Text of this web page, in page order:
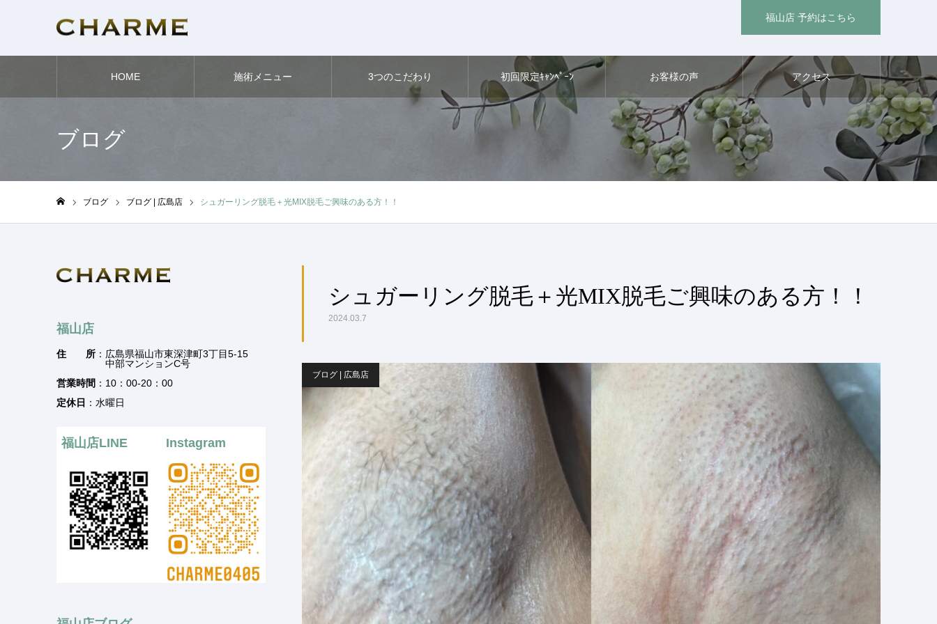
福山店 予約はこちら
HOME 施術メニュー 3つのこだわり 初回限定ｷｬﾝﾍﾟｰﾝ お客様の声 アクセス
ブログ
ブログ ブログ | 広島店 シュガーリング脱毛＋光MIX脱毛ご興味のある方！！
シュガーリング脱毛＋光MIX脱毛ご興味のある方！！
2024.03.7
ブログ | 広島店
福山店
住 所 ：広島県福山市東深津町3丁目5-15
中部マンションC号
営業時間 ：10：00-20：00
定休日 ：水曜日
福山店LINE Instagram